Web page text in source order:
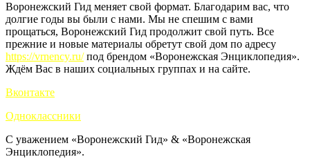
Воронежский Гид меняет свой формат. Благодарим вас, что
долгие годы вы были с нами. Мы не спешим с вами
прощаться, Воронежский Гид продолжит свой путь. Все
прежние и новые материалы обретут свой дом по адресу
https://vrnency.ru/под брендом «Воронежская Энциклопедия».
Ждём Вас в наших социальных группах и на сайте.
Вконтакте
Одноклассники
С уважением «Воронежский Гид» & «Воронежская
Энциклопедия».